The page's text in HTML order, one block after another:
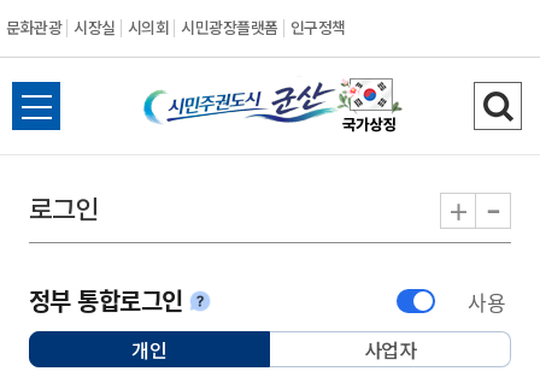
문화관광 시장실 시의회 시민광장플랫폼 인구정책
시민주권도시 군
전체메뉴 열기 검
로그인 + -
정부 통합로그인안내 사용
개인선택됨 사업자